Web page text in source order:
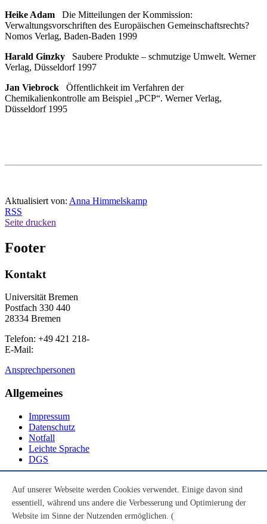
Heike Adam
Die Mitteilungen der Kommission:
Verwaltungsvorschriften des Europäischen Gemeinschaftsrechts?
Nomos Verlag, Baden-Baden 1999
Harald Ginzky Saubere Produkte – schmutzige Umwelt. Werner
Verlag, Düsseldorf 1997
Jan Viebrock Öffentlichkeit im Verfahren der
Chemikalienkontrolle am Beispiel „PCP“. Werner Verlag,
Düsseldorf 1995
Aktualisiert von: Anna Himmelskamp
RSS
Seite drucken
Footer
Kontakt
Universität Bremen
Postfach 330 440
28334 Bremen
Telefon: +49 421 218-
E-Mail:
Ansprechpersonen
Allgemeines
Impressum
Datenschutz
Notfall
Leichte Sprache
DGS
Youtube
Instagram
Auf unserer Webseite werden Cookies verwendet. Einige davon sind
essentiell, während uns andere die Verbesserung und Optimierung der
Website im Sinne der Nutzenden ermöglichen. (